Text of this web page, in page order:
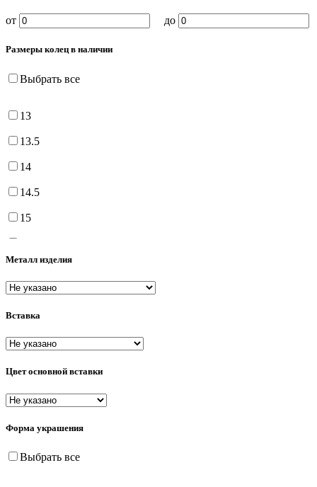
от до
Размеры колец в наличии
Выбрать все
13
13.5
14
14.5
15
16.5
17
17.5
18
18.5
Металл изделия
Вставка
Цвет основной вставки
Форма украшения
Выбрать все